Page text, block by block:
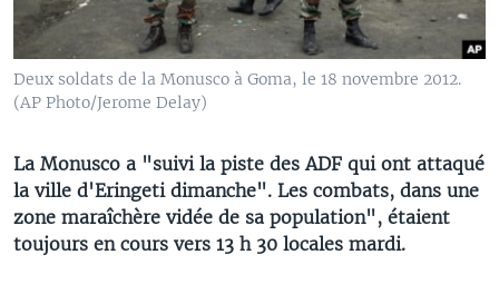
Deux soldats de la Monusco à Goma, le 18 novembre 2012.
(AP Photo/Jerome Delay)
La Monusco a "suivi la piste des ADF qui ont attaqué
la ville d'Eringeti dimanche". Les combats, dans une
zone maraîchère vidée de sa population", étaient
toujours en cours vers 13 h 30 locales mardi.